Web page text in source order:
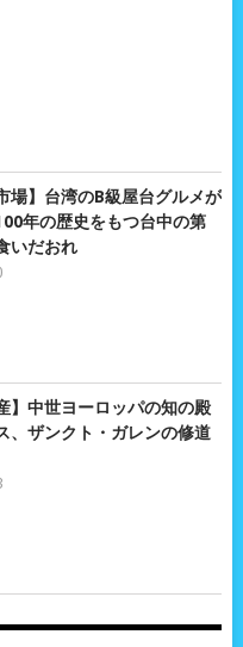
場】台湾のB級屋台グルメが
年の歴史をもつ台中の第
いだおれ
】中世ヨーロッパの知の殿
、ザンクト・ガレンの修道